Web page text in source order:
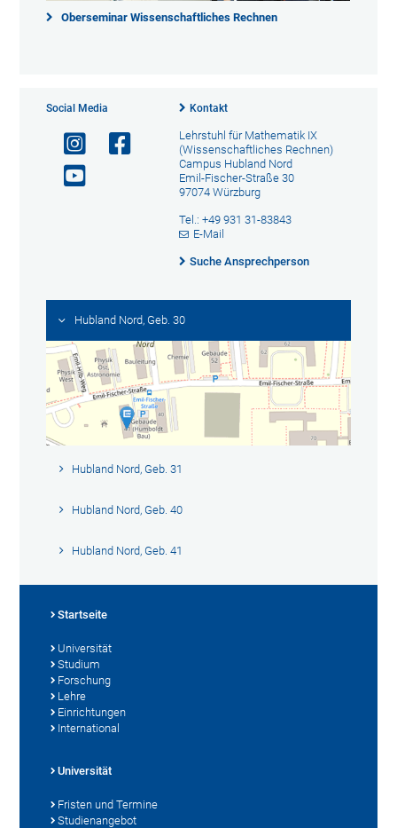
Oberseminar Wissenschaftliches Rechnen
Social Media Kontakt
Lehrstuhl für Mathematik IX
(Wissenschaftliches Rechnen)
Campus Hubland Nord
Emil-Fischer-Straße 30
97074 Würzburg
Tel.: +49 931 31-83843
E-Mail
Suche Ansprechperson
Hubland Nord, Geb. 30
Hubland Nord, Geb. 31
Hubland Nord, Geb. 40
Hubland Nord, Geb. 41
Startseite
Universität
Studium
Forschung
Lehre
Einrichtungen
International
Universität
Fristen und Termine
Studienangebot